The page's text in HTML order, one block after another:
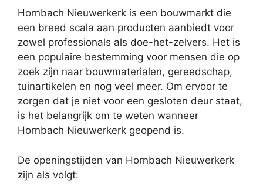
Hornbach Nieuwerkerk is een bouwmarkt die
een breed scala aan producten aanbiedt voor
zowel professionals als doe-het-zelvers. Het is
een populaire bestemming voor mensen die op
zoek zijn naar bouwmaterialen, gereedschap,
tuinartikelen en nog veel meer. Om ervoor te
zorgen dat je niet voor een gesloten deur staat,
is het belangrijk om te weten wanneer
Hornbach Nieuwerkerk geopend is.
De openingstijden van Hornbach Nieuwerkerk
zijn als volgt: